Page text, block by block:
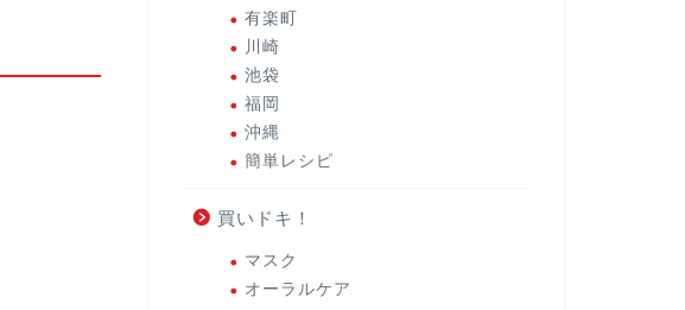
有楽町
川崎
池袋
福岡
沖縄
簡単レシピ
買いドキ！
マスク
オーラルケア